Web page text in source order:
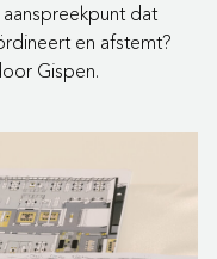
dat
en afstemt?
Gispen.